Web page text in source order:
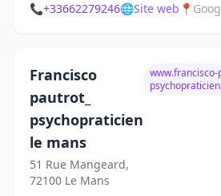
📞+33662279246🌐Site web 📍
Francisco
pautrot_
psychopraticien
le mans
51 Rue Mangeard,
72100 Le Mans